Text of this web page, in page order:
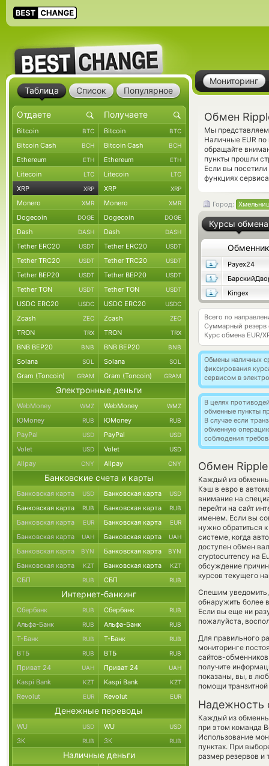
Мониторинг
Обмен
Мы представляем
Наличные EUR
обращайте
пункты прошли
Если вы
функциях
Город:
Курсы обмена
Обменник
Payex24
Kingex
Всего по
Суммарный резерв
Курс обмена EUR/
Обмены наличных
фиксирования
сервисом в
В целях
обменные пункты
В случае если
обменную
соблюдения
Обмен
Каждый из
Кэш в евро в
внимание на
перейти на сайт
именем. Если вы
нужно обратиться
системе, когда
доступен обмен
cryptocurrency на
обсуждение
курсов текущего
Спешим
обнаружить более
Если вы еще ни
пожалуйста,
Для правильного
мониторинге
сайтов-
получите
показаны, вы, в
помощи
Надежность
Каждый из
при этом команда
Использование
пунктах. При
размер резервов и
Таблица Список Популярное
Bitcoin BTC Bitcoin BTC
Bitcoin Cash BCH Bitcoin Cash BCH
Ethereum ETH Ethereum ETH
Litecoin LTC Litecoin LTC
XRP XRP XRP XRP
Monero XMR Monero XMR
Dogecoin DOGE Dogecoin DOGE
Dash DASH Dash DASH
Tether ERC20 USDT Tether ERC20 USDT
Tether TRC20 USDT Tether TRC20 USDT
Tether BEP20 USDT Tether BEP20 USDT
Tether TON USDT Tether TON USDT
USDC ERC20 USDC USDC ERC20 USDC
Zcash ZEC Zcash ZEC
TRON TRX TRON TRX
BNB BEP20 BNB BNB BEP20 BNB
Solana SOL Solana SOL
Gram (Toncoin) GRAM Gram (Toncoin) GRAM
Электронные деньги
WebMoney WMZ WebMoney WMZ
ЮMoney RUB ЮMoney RUB
PayPal USD PayPal USD
Volet USD Volet USD
Alipay CNY Alipay CNY
Банковские счета и карты
Банковская карта USD Банковская карта USD
Банковская карта RUB Банковская карта RUB
Банковская карта EUR Банковская карта EUR
Банковская карта UAH Банковская карта UAH
Банковская карта BYN Банковская карта BYN
Банковская карта KZT Банковская карта KZT
СБП RUB СБП RUB
Интернет-банкинг
Сбербанк RUB Сбербанк RUB
Альфа-Банк RUB Альфа-Банк RUB
Т-Банк RUB Т-Банк RUB
ВТБ RUB ВТБ RUB
Приват 24 UAH Приват 24 UAH
Kaspi Bank KZT Kaspi Bank KZT
Revolut EUR Revolut EUR
Денежные переводы
WU USD WU USD
ЗК RUB ЗК RUB
Наличные деньги